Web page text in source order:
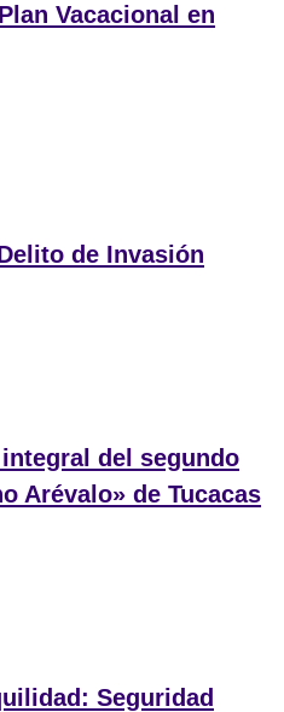
Vacacional en
de Invasión
del segundo
Arévalo» de Tucacas
Seguridad